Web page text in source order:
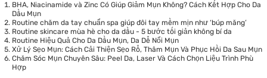
BHA, Niacinamide và Zinc Có Giúp Giảm Mụn Không? Cách Kết Hợp Cho Da
Dầu Mụn
Routine chăm da tay chuẩn spa giúp đôi tay mềm mịn như ‘búp măng’
Routine skincare mùa hè cho da dầu - 5 bước tối giản không bí da
Routine Hiệu Quả Cho Da Dầu Mụn, Da Dễ Nổi Mụn
Xử Lý Sẹo Mụn: Cách Cải Thiện Sẹo Rỗ, Thâm Mụn Và Phục Hồi Da Sau Mụn
Chăm Sóc Mụn Chuyên Sâu: Peel Da, Laser Và Cách Chọn Liệu Trình Phù
Hợp